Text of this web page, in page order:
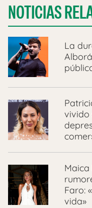
NOTICIAS
La
vivido
Faro:
vida»